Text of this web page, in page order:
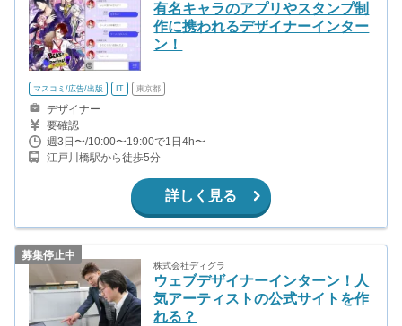
有名キャラのアプリやスタンプ制
作に携われるデザイナーインター
ン！
マスコミ/広告/出版 IT 東京都
デザイナー
要確認
週3日〜/10:00〜19:00で1日4h〜
江戸川橋駅から徒歩5分
詳しく見る
募集停止中
株式会社ディグラ
ウェブデザイナーインターン！人
気アーティストの公式サイトを作
れる？